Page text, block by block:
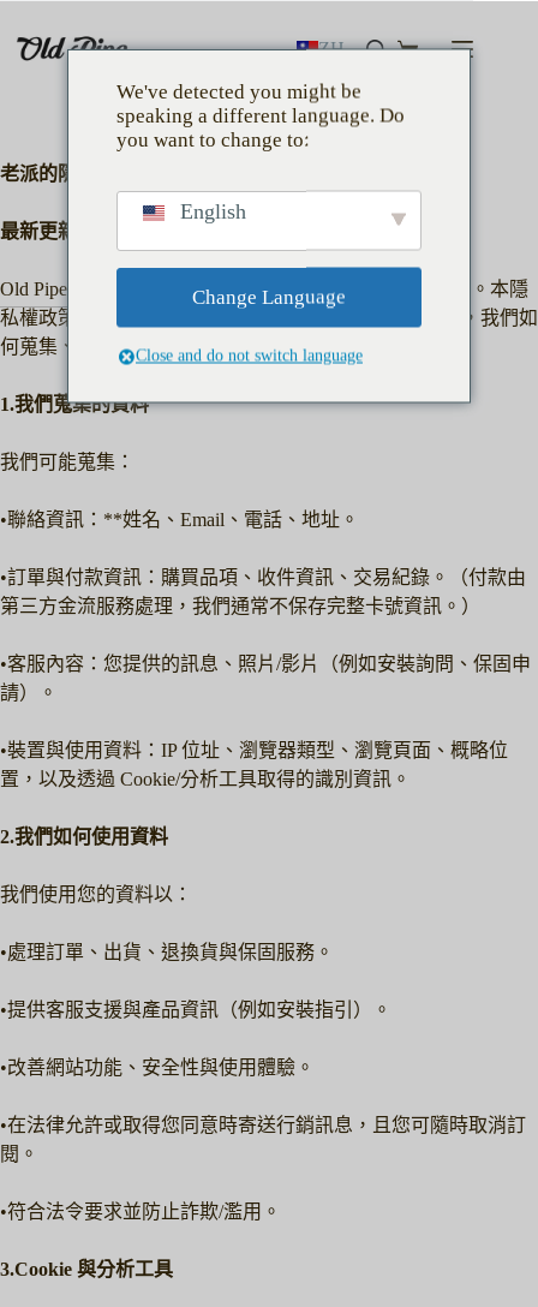
至
容
ZH
車
老派的隱私權政策
最新更新：
Old Pipe（以下稱「本品牌」、「我們」）重視您的隱私。本隱
私權政策說明您在瀏覽本網站、聯繫客服或購買產品時，我們如
何蒐集、使用、分享與保護您的個人資料。
1.我們蒐集的資料
我們可能蒐集：
•聯絡資訊：**姓名、Email、電話、地址。
•訂單與付款資訊：購買品項、收件資訊、交易紀錄。（付款由
第三方金流服務處理，我們通常不保存完整卡號資訊。）
•客服內容：您提供的訊息、照片/影片（例如安裝詢問、保固申
請）。
•裝置與使用資料：IP 位址、瀏覽器類型、瀏覽頁面、概略位
置，以及透過 Cookie/分析工具取得的識別資訊。
2.我們如何使用資料
我們使用您的資料以：
•處理訂單、出貨、退換貨與保固服務。
•提供客服支援與產品資訊（例如安裝指引）。
•改善網站功能、安全性與使用體驗。
•在法律允許或取得您同意時寄送行銷訊息，且您可隨時取消訂
閱。
•符合法令要求並防止詐欺/濫用。
3.Cookie 與分析工具
We've detected you might be
speaking a different language. Do
you want to change to:
English
Change Language
Close and do not switch language